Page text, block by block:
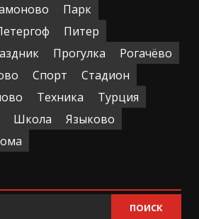
Парк
Питер
Прогулка
Рогачёво
Спорт
Стадион
Техника
Турция
Школа
Языково
ПОИСК